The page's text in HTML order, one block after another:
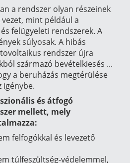
a rendszer olyan részeinek
mint például a
felügyeleti rendszerek. A
súlyosak. A hibás
rendszer újra
származó bevételkiesés ...
a beruházás megtérülése
igénybe.
és átfogó
mellett, mely
felfogókkal és levezető
túlfeszültség-védelemmel,